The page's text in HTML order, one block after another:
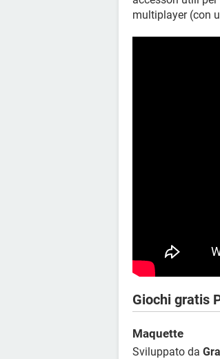
multiplayer (con
Giochi gratis
Maquette
Sviluppato da